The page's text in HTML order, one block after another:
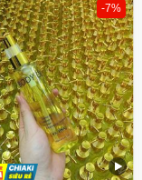
-7%